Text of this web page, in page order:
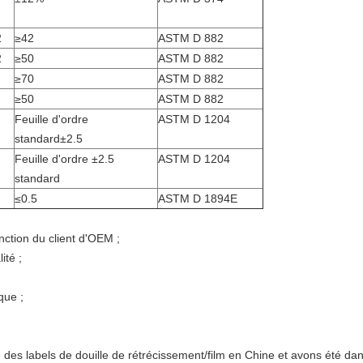
≥42
ASTM D 882
≥50
ASTM D 882
≥70
ASTM D 882
≥50
ASTM D 882
Feuille d'ordre
standard±2.5
ASTM D 1204
Feuille d'ordre ±2.5
standard
ASTM D 1204
≤0.5 ASTM D 1894E
du client d'OEM ;
;
;
labels de douille de rétrécissement/film en Chine et avons été